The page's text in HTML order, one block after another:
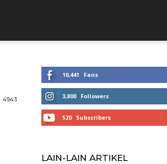
4943
10,441 Fans
3,800 Followers
520 Subscribers
LAIN-LAIN ARTIKEL